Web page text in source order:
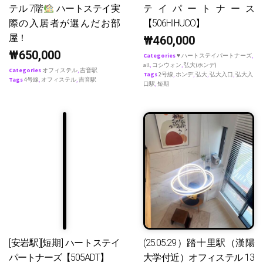
テル 7階
ハートステイ実
際の入居者が選んだお部
屋！
₩650,000
Categories オフィステル,吉音駅
Tags4号線, オフィステル,吉音駅
テイパートナース
【506HIHUCO】
₩460,000
Categories♥ ハートステイパートナーズ,
all, コシウォン,弘大(ホンデ)
Tags2号線,ホンデ,弘大,弘大入口,弘大入
口駅,短期
[安岩駅][短期] ハートステイ
パートナーズ【505ADT】
(25.05.29）踏十里駅（漢陽
大学付近）オフィステル 13